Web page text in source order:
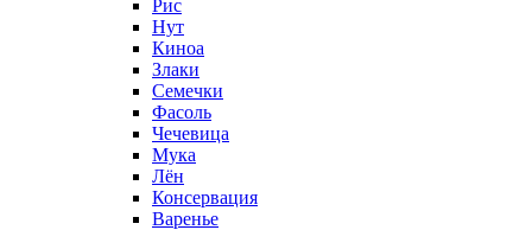
Рис
Нут
Киноа
Злаки
Семечки
Фасоль
Чечевица
Мука
Лён
Консервация
Варенье